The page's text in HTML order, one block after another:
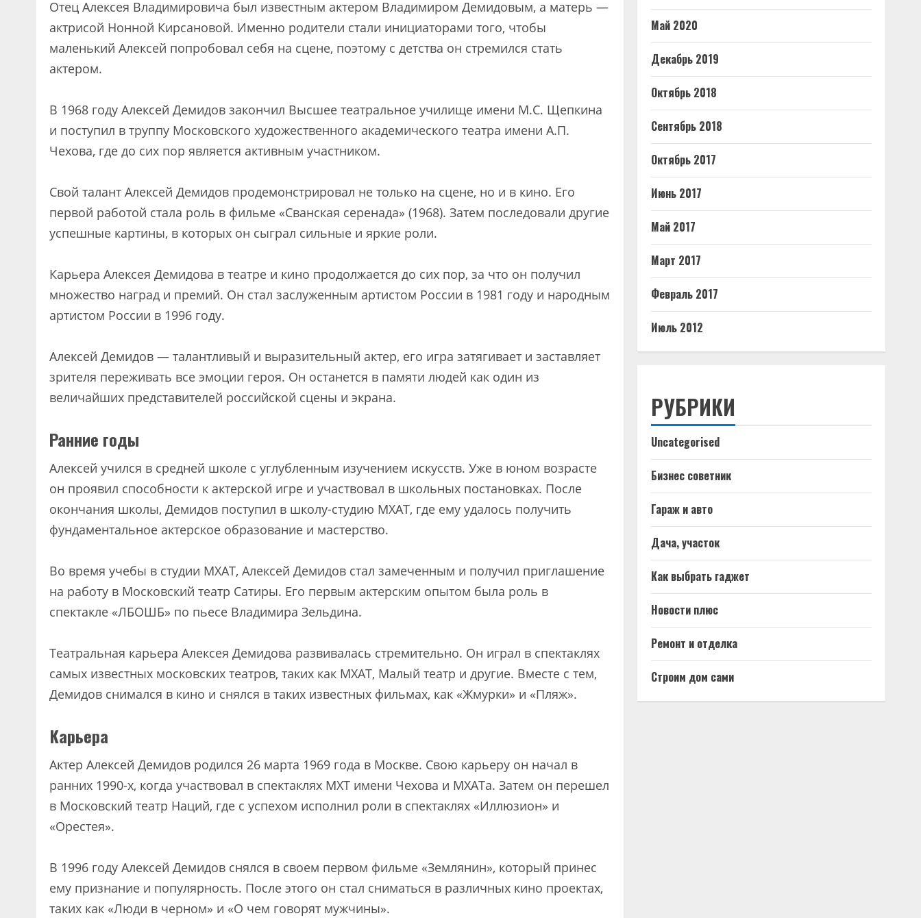
Отец Алексея Владимировича был известным актером Владимиром Демидовым, а матерь —
актрисой Нонной Кирсановой. Именно родители стали инициаторами того, чтобы
маленький Алексей попробовал себя на сцене, поэтому с детства он стремился стать
актером.
В 1968 году Алексей Демидов закончил Высшее театральное училище имени М.С. Щепкина
и поступил в труппу Московского художественного академического театра имени А.П.
Чехова, где до сих пор является активным участником.
Свой талант Алексей Демидов продемонстрировал не только на сцене, но и в кино. Его
первой работой стала роль в фильме «Сванская серенада» (1968). Затем последовали другие
успешные картины, в которых он сыграл сильные и яркие роли.
Карьера Алексея Демидова в театре и кино продолжается до сих пор, за что он получил
множество наград и премий. Он стал заслуженным артистом России в 1981 году и народным
артистом России в 1996 году.
Алексей Демидов — талантливый и выразительный актер, его игра затягивает и заставляет
зрителя переживать все эмоции героя. Он останется в памяти людей как один из
величайших представителей российской сцены и экрана.
Ранние годы
Алексей учился в средней школе с углубленным изучением искусств. Уже в юном возрасте
он проявил способности к актерской игре и участвовал в школьных постановках. После
окончания школы, Демидов поступил в школу-студию МХАТ, где ему удалось получить
фундаментальное актерское образование и мастерство.
Во время учебы в студии МХАТ, Алексей Демидов стал замеченным и получил приглашение
на работу в Московский театр Сатиры. Его первым актерским опытом была роль в
спектакле «ЛБОШБ» по пьесе Владимира Зельдина.
Театральная карьера Алексея Демидова развивалась стремительно. Он играл в спектаклях
самых известных московских театров, таких как МХАТ, Малый театр и другие. Вместе с тем,
Демидов снимался в кино и снялся в таких известных фильмах, как «Жмурки» и «Пляж».
Карьера
Актер Алексей Демидов родился 26 марта 1969 года в Москве. Свою карьеру он начал в
ранних 1990-х, когда участвовал в спектаклях МХТ имени Чехова и МХАТа. Затем он перешел
в Московский театр Наций, где с успехом исполнил роли в спектаклях «Иллюзион» и
«Орестея».
В 1996 году Алексей Демидов снялся в своем первом фильме «Землянин», который принес
ему признание и популярность. После этого он стал сниматься в различных кино проектах,
таких как «Люди в черном» и «О чем говорят мужчины».
Май 2020
Декабрь 2019
Октябрь 2018
Сентябрь 2018
Октябрь 2017
Июнь 2017
Май 2017
Март 2017
Февраль 2017
Июль 2012
РУБРИКИ
Uncategorised
Бизнес советник
Гараж и авто
Дача, участок
Как выбрать гаджет
Новости плюс
Ремонт и отделка
Строим дом сами